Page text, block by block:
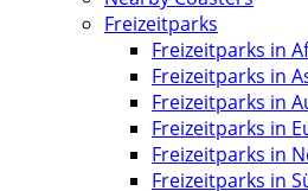
Freizeitparks
Freizeitparks in
Freizeitparks in
Freizeitparks in
Freizeitparks in
Freizeitparks in
Freizeitparks in